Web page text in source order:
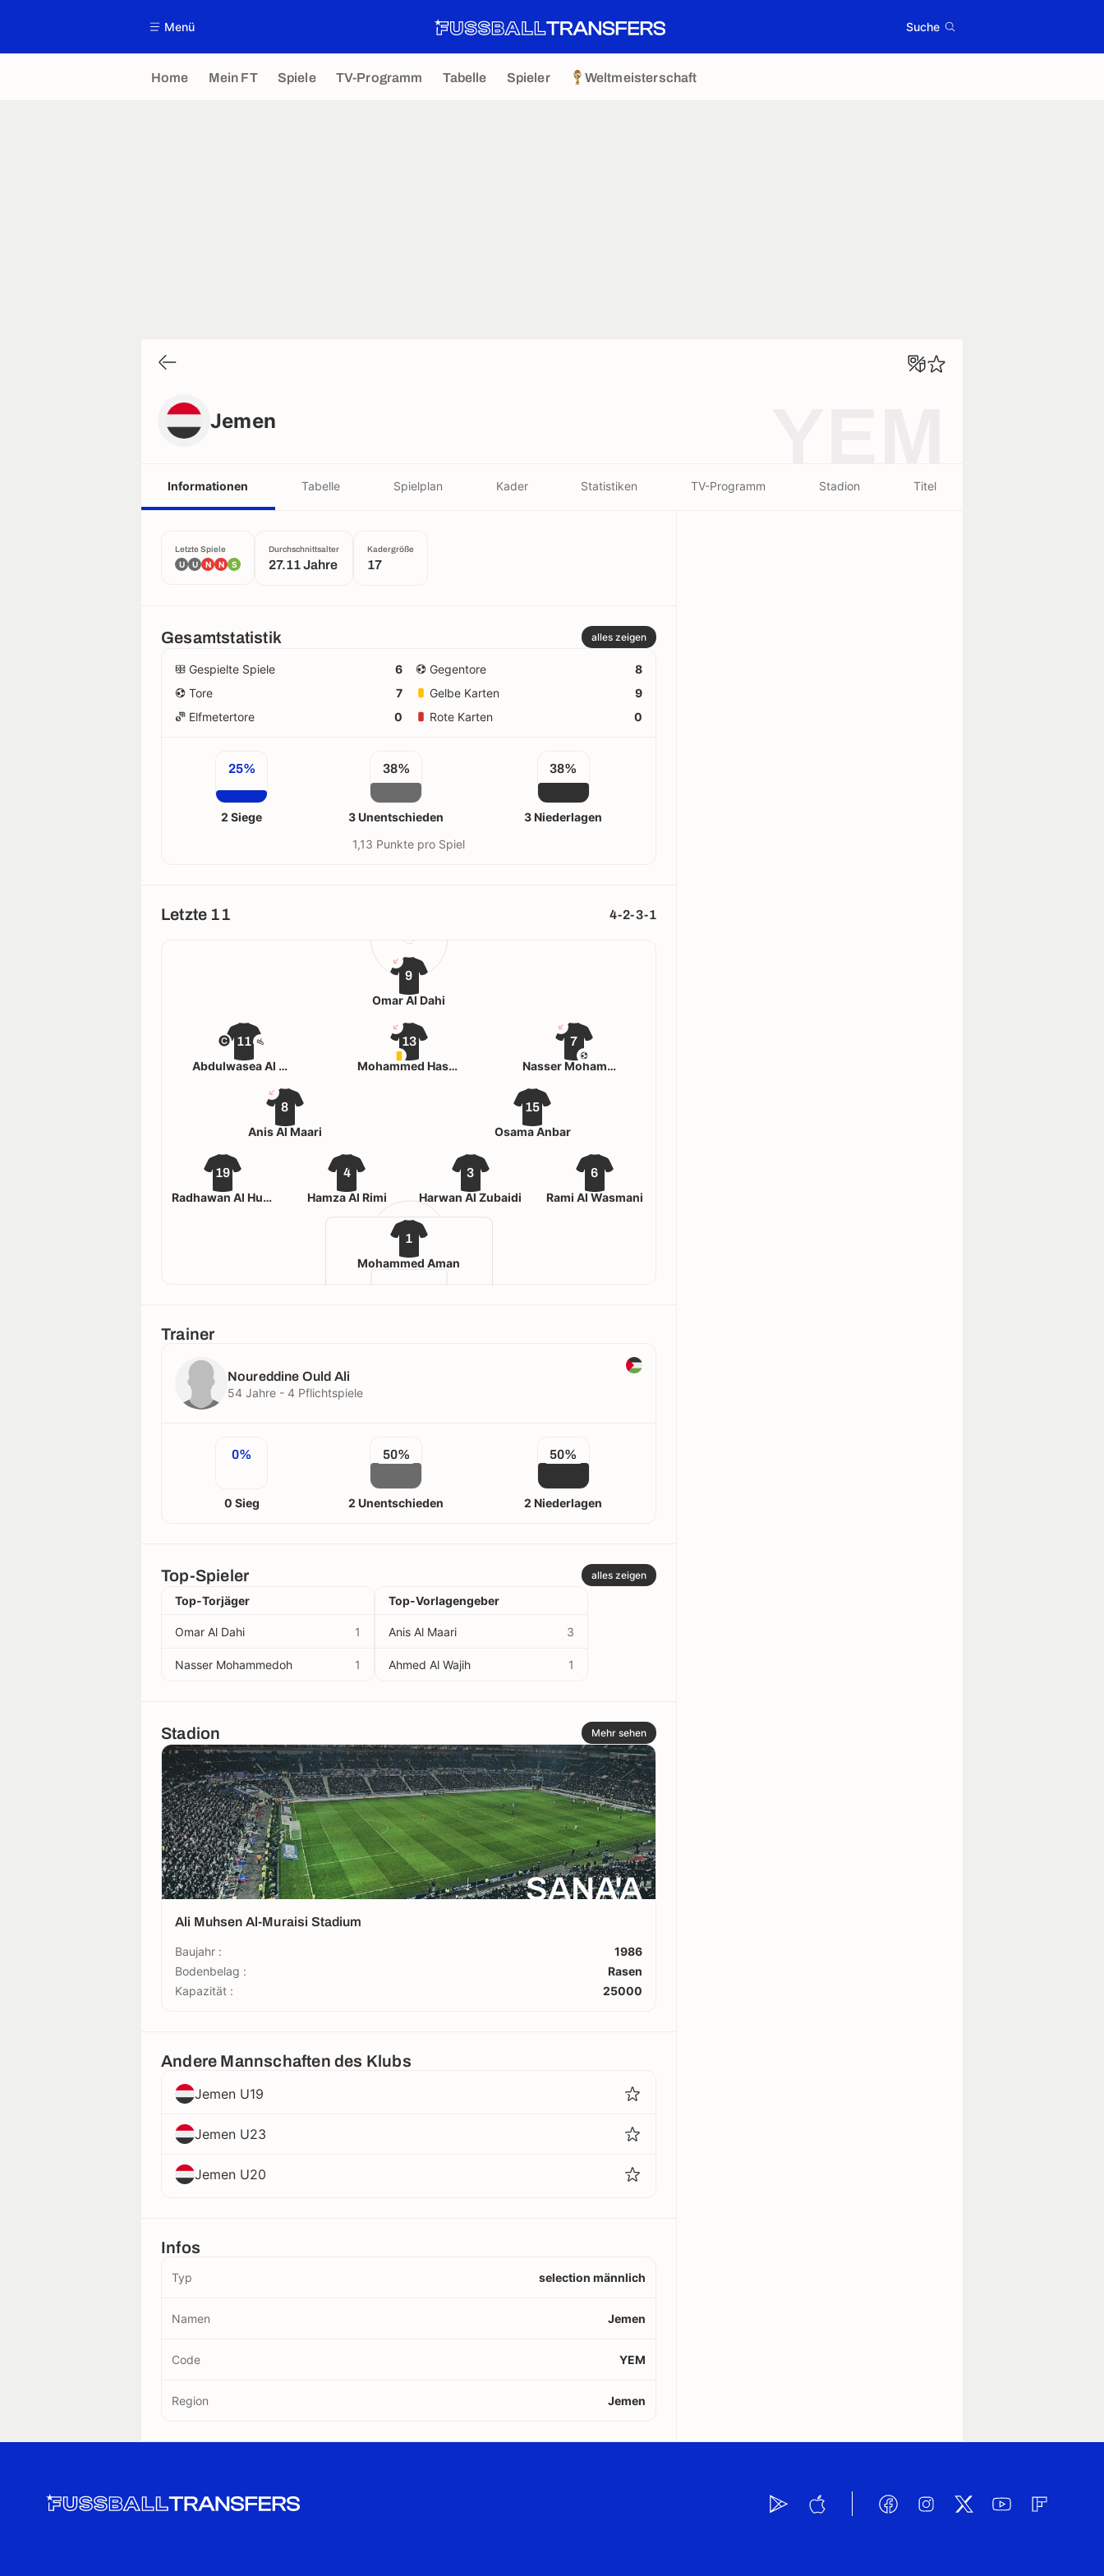
Menü Suche
Home Mein FT Spiele TV-Programm Tabelle Spieler Weltmeisterschaft
Jemen
Informationen Tabelle Spielplan Kader Statistiken TV-Programm Stadion Titel
Letzte Spiele
U U N N S
Durchschnittsalter
27.11 Jahre
Kadergröße
17
Gesamtstatistik alles zeigen
Gespielte Spiele 6 Gegentore
8
Tore
7 Gelbe Karten
9
Elfmetertore
0 Rote Karten 0
25%
2 Siege
38%
3 Unentschieden
38%
3 Niederlagen
1,13 Punkte pro Spiel
Letzte 11 4-2-3-1
1
Mohammed Aman
19
Radhawan Al Hubaishi
4
Hamza Al Rimi
3
Harwan Al Zubaidi
6
Rami Al Wasmani
8
Anis Al Maari
15
Osama Anbar
11
Abdulwasea Al Matari
13
Mohammed Hashem
7
Nasser Mohammedoh
9
Omar Al Dahi
Trainer
Noureddine Ould Ali
54 Jahre - 4 Pflichtspiele
0%
0 Sieg
50%
2 Unentschieden
50%
2 Niederlagen
Top-Spieler alles zeigen
Top-Torjäger
Omar Al Dahi 1
Nasser Mohammedoh 1
Top-Vorlagengeber
Anis Al Maari 3
Ahmed Al Wajih 1
Stadion Mehr sehen
SANA'A
Ali Muhsen Al-Muraisi Stadium
Baujahr :
1986
Bodenbelag :
Rasen
Kapazität :
25000
Andere Mannschaften des Klubs
Jemen U19
Jemen U23
Jemen U20
Infos
Typ selection männlich
Namen Jemen
Code YEM
Region Jemen